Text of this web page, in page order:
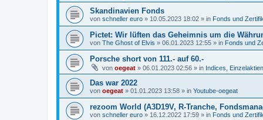
Skandinavien Fonds
von schneller euro » 10.05.2023 18:02 » in Fonds und
Pictet: Wir lüften das Geheimnis um die
von The Ghost of Elvis » 06.01.2023 12:55 » in Fonds und
Porsche short von 111.- auf 60.-
von oegeat » 06.01.2023 02:56 » in Indices,
Das war 2022
von oegeat » 01.01.2023 13:58 » in Youtube-oegeat
rezoom World (A3D19V, R-Tranche,
von schneller euro » 16.12.2022 17:59 » in Fonds und